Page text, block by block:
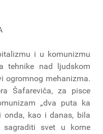
i u komunizmu
nad ljudskom
ogromnog mehanizma.
Šafareviča, za pisce
„dva puta ka
onda, kao i danas, bila
sagraditi svet u kome